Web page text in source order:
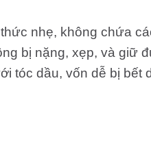
nhẹ, không chứa
bị nặng, xẹp, và giữ
tóc dầu, vốn dễ bị bết